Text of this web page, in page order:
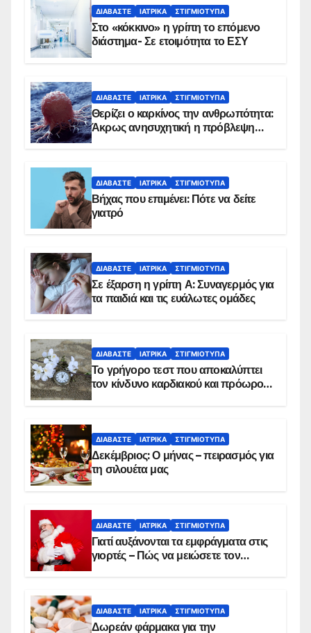
ΔΙΑΒΆΣΤΕ ΙΑΤΡΙΚΆ ΣΤΙΓΜΙΌΤΥΠΑ
Στο «κόκκινο» η γρίπη το επόμενο
διάστημα- Σε ετοιμότητα το ΕΣΥ
ΔΙΑΒΆΣΤΕ ΙΑΤΡΙΚΆ ΣΤΙΓΜΙΌΤΥΠΑ
Θερίζει ο καρκίνος την ανθρωπότητα:
Άκρως ανησυχητική η πρόβλεψη…
ΔΙΑΒΆΣΤΕ ΙΑΤΡΙΚΆ ΣΤΙΓΜΙΌΤΥΠΑ
Βήχας που επιμένει: Πότε να δείτε
γιατρό
ΔΙΑΒΆΣΤΕ ΙΑΤΡΙΚΆ ΣΤΙΓΜΙΌΤΥΠΑ
Σε έξαρση η γρίπη Α: Συναγερμός για
τα παιδιά και τις ευάλωτες ομάδες
ΔΙΑΒΆΣΤΕ ΙΑΤΡΙΚΆ ΣΤΙΓΜΙΌΤΥΠΑ
Το γρήγορο τεστ που αποκαλύπτει
τον κίνδυνο καρδιακού και πρόωρου
ΔΙΑΒΆΣΤΕ ΙΑΤΡΙΚΆ ΣΤΙΓΜΙΌΤΥΠΑ
Δεκέμβριος: Ο μήνας – πειρασμός για
τη σιλουέτα μας
ΔΙΑΒΆΣΤΕ ΙΑΤΡΙΚΆ ΣΤΙΓΜΙΌΤΥΠΑ
Γιατί αυξάνονται τα εμφράγματα στις
γιορτές – Πώς να μειώσετε τον
ΔΙΑΒΆΣΤΕ ΙΑΤΡΙΚΆ ΣΤΙΓΜΙΌΤΥΠΑ
Δωρεάν φάρμακα για την